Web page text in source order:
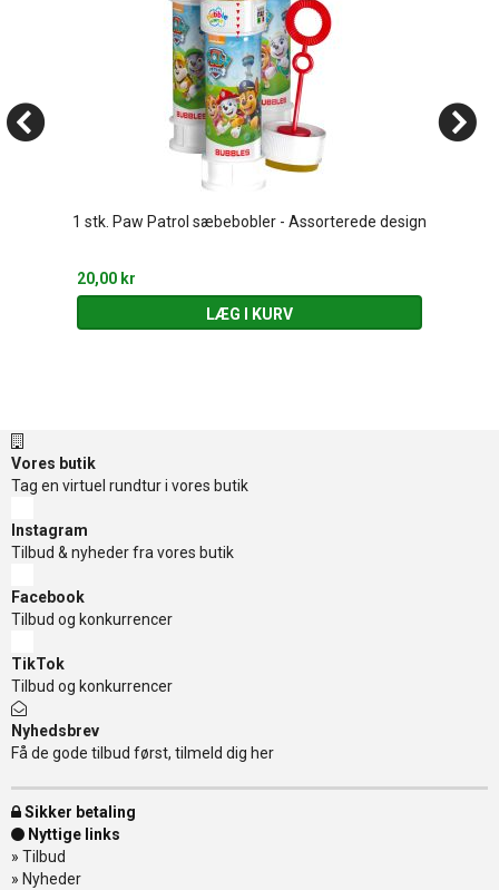
1 stk. Paw Patrol sæbebobler - Assorterede design
20,00 kr
LÆG I KURV
Vores butik
Tag en virtuel rundtur i vores butik
Instagram
Tilbud & nyheder fra vores butik
Facebook
Tilbud og konkurrencer
TikTok
Tilbud og konkurrencer
Nyhedsbrev
Få de gode tilbud først, tilmeld dig her
Sikker betaling
Nyttige links
» Tilbud
» Nyheder